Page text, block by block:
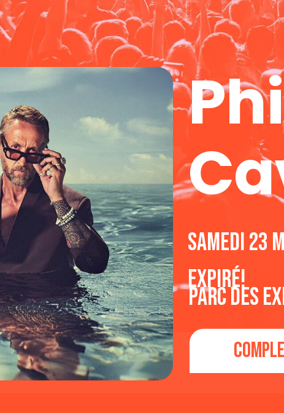
samedi 23
Expiré!
Parc des